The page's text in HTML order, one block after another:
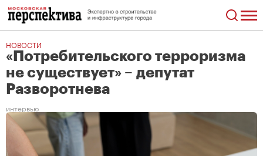
НОВОСТИ
«Потребительского терроризма
не существует» – депутат
Разворотнева
интервью